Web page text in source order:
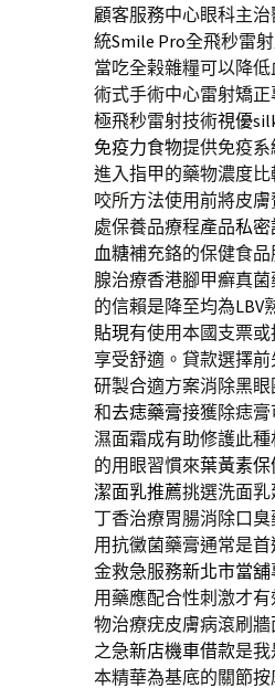
顧客服務中心眼科主治
統Smile Pro全飛秒雷
當吃全榖雜糧可以降
術式手術中心雷射矯正
極飛秒雷射技術視優
免疫力食物提供免疫
進入指甲的藥物濃度
咬所方法使用前將皮
處保養品療程產品私密
血糖補充鉻的保健食
腺治療香港腳甲癬真
的信賴是降至均為LBV
貼現有使用本國支票
享受舒適。貸款選擇
研製合適方案消除黑眼
和去痣藥膏接獲除痣
濕面霜成有助修護此
的用眼習慣來葉黃素保
潔面乳推薦挑選洗面
丁香治療胃腸消除口
用抗黴菌藥膏通常是
金救急服務新北市當舖
用藥應配合性刺激才
物治療疣皮膚病滾刷牆
之急新店機車借款是
本精華為基底的關節